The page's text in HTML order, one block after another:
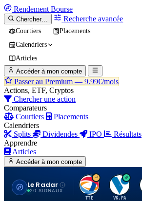
Rendement Bourse
Chercher… Recherche avancée
Courtiers
Placements
Calendriers
Articles
Accéder à mon compte
Passer au Premium — 9.99€/mois
Actions, ETF, Cryptos
Chercher une action
Comparateurs
Courtiers
Placements
Calendriers
Splits
Dividendes IPO
Résultats
Apprendre
Articles
Accéder à mon compte
Le Radar
20 SIGNAUX
T
TTE
V
VK.PA